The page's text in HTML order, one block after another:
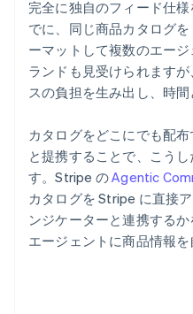
完全に独自のフィード仕
でに、同じ商品カタログ
ーマットして複数のエー
ランドも見受けられます
スの負担を生み出し、時間
カタログをどこにでも配
と提携することで、こう
す。Stripe のAgentic
カタログを Stripe に直接
ンジケーターと連携する
エージェントに商品情報を